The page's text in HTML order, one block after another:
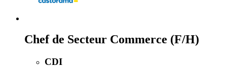
Chef de Secteur Commerce (F/H)
CDI